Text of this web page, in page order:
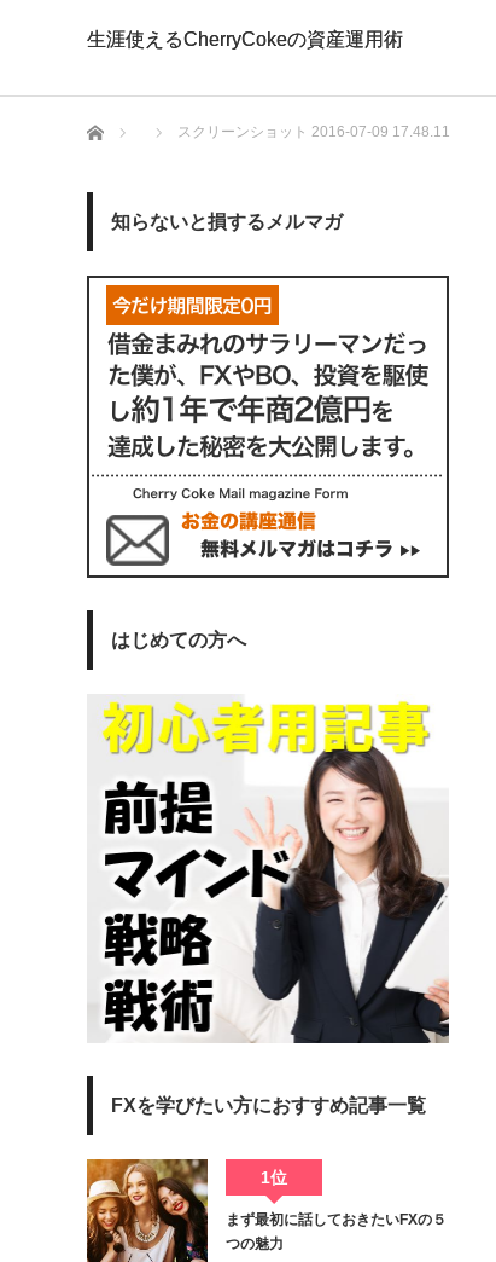
生涯使えるCherryCokeの資産運用術
生涯使えるCherryCokeの資産運用術
ホーム スクリーンショット 2016-07-09 17.48.11
知らないと損するメルマガ
はじめての方へ
FXを学びたい方におすすめ記事一覧
1位
まず最初に話しておきたいFXの５
つの魅力